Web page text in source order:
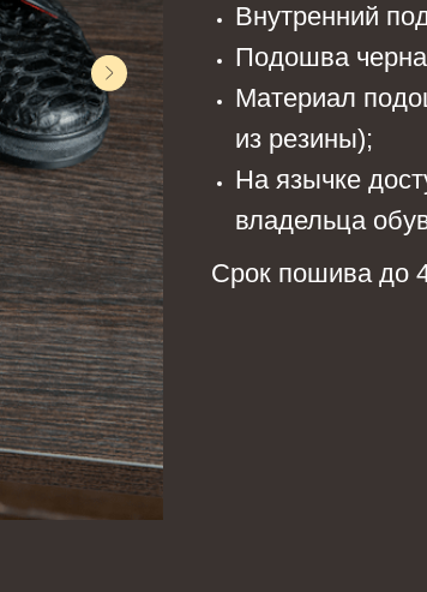
Внутренний
Подошва
Материал
из резины);
На язычке
владельца
Срок пошива до